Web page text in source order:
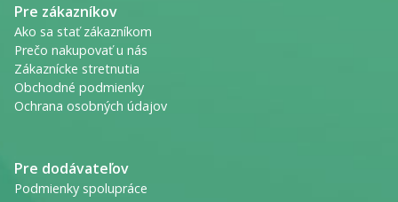
Pre zákazníkov
Ako sa stať zákazníkom
Prečo nakupovať u nás
Zákaznícke stretnutia
Obchodné podmienky
Ochrana osobných údajov
Pre dodávateľov
Podmienky spolupráce